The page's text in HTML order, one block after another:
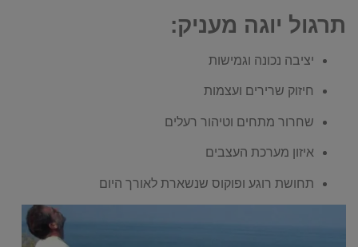
תרגול יוגה מעניק:
יציבה נכונה וגמישות
חיזוק שרירים ועצמות
שחרור מתחים וטיהור רעלים
איזון מערכת העצבים
תחושת רוגע ופוקוס שנשארת לאורך היום